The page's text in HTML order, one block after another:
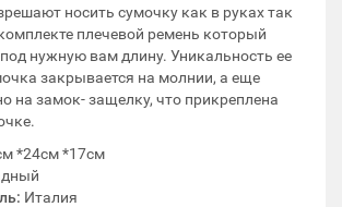
носить сумочку как в руках так
плечевой ремень который
под нужную вам длину. Уникальность ее
закрывается на молнии, а еще
на замок- защелку, что прикреплена
*24см *17см
Италия